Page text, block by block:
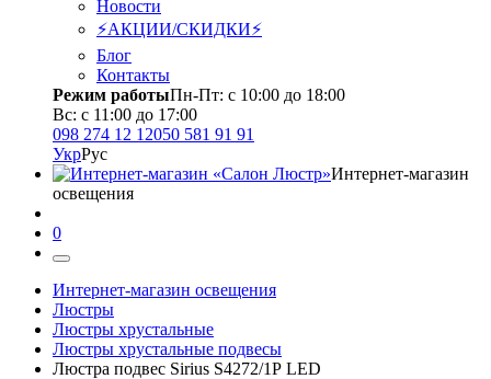
Новости
⚡АКЦИИ/СКИДКИ⚡
Блог
Контакты
Режим работыПн-Пт: с 10:00 до 18:00
Вс: с 11:00 до 17:00
098 274 12 12050 581 91 91
УкрРус
Интернет-магазин
освещения
0
Интернет-магазин освещения
Люстры
Люстры хрустальные
Люстры хрустальные подвесы
Люстра подвес Sirius S4272/1Р LED